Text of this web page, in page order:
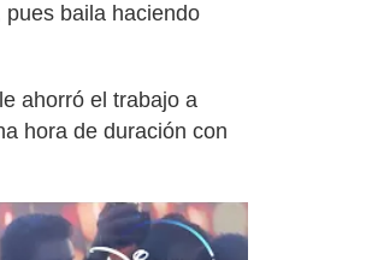
baila haciendo
ahorró el trabajo a
hora de duración con